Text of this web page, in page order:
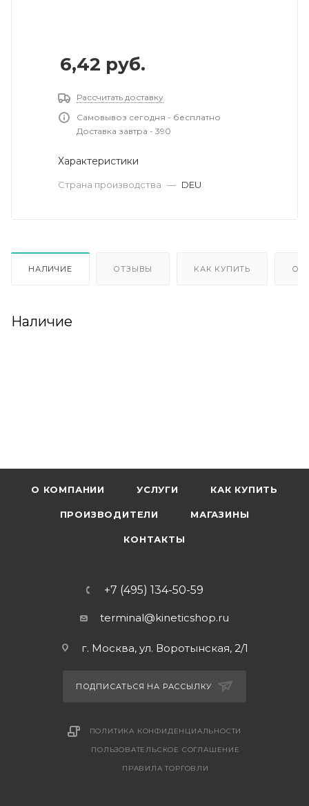
6,42 руб.
Рассчитать доставку
Самовывоз сегодня - бесплатно
Доставка завтра - 390
Характеристики
Страна производства — DEU
НАЛИЧИЕ ОТЗЫВЫ КАК КУПИТЬ
Наличие
О КОМПАНИИ УСЛУГИ КАК КУПИТЬ
ПРОИЗВОДИТЕЛИ МАГАЗИНЫ
КОНТАКТЫ
+7 (495) 134-50-59
terminal@kineticshop.ru
г. Москва, ул. Воротынская, 2/1
ПОДПИСАТЬСЯ НА РАССЫЛКУ
ПОЛИТИКА КОНФИДЕНЦИАЛЬНОСТИ
ПОЛЬЗОВАТЕЛЬСКОЕ СОГЛАШЕНИЕ
ПРАВИЛА ТОРГОВЛИ